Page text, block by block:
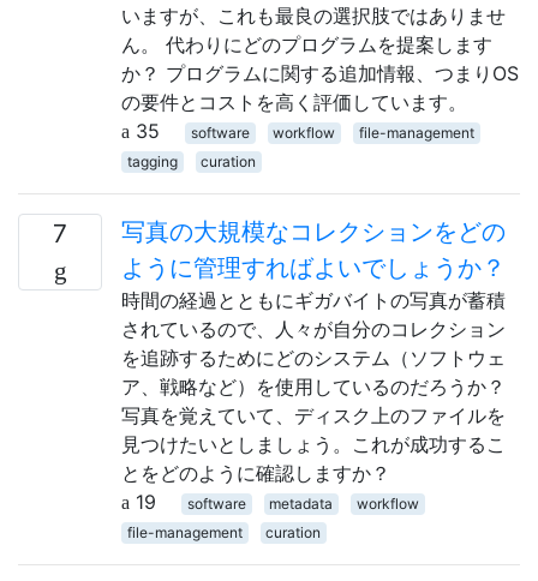
いますが、これも最良の選択肢ではありませ
ん。 代わりにどのプログラムを提案します
か？ プログラムに関する追加情報、つまりOS
の要件とコストを高く評価しています。
35
software workflow
file-management
tagging
curation
7
写真の大規模なコレクションをどの
ように管理すればよいでしょうか？
時間の経過とともにギガバイトの写真が蓄積
されているので、人々が自分のコレクション
を追跡するためにどのシステム（ソフトウェ
ア、戦略など）を使用しているのだろうか？
写真を覚えていて、ディスク上のファイルを
見つけたいとしましょう。これが成功するこ
とをどのように確認しますか？
19
software metadata
workflow
file-management
curation